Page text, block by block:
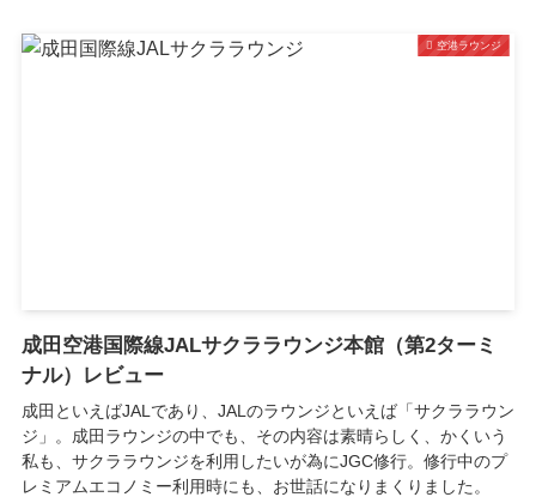
空港ラウンジ
成田空港国際線JALサクララウンジ本館（第2ターミ
ナル）レビュー
成田といえばJALであり、JALのラウンジといえば「サクララウン
ジ」。成田ラウンジの中でも、その内容は素晴らしく、かくいう
私も、サクララウンジを利用したいが為にJGC修行。修行中のプ
レミアムエコノミー利用時にも、お世話になりまくりました。